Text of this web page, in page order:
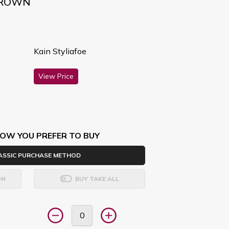
Kain Styliafoe
View Price
YOU PREFER TO BUY
PURCHASE METHOD
BUY TAKE ALL